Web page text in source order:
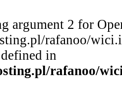
argument 2 for
rafanoo/
in
rafanoo/